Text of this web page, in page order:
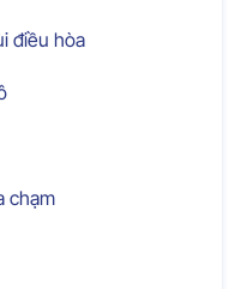
điều hòa
chạm